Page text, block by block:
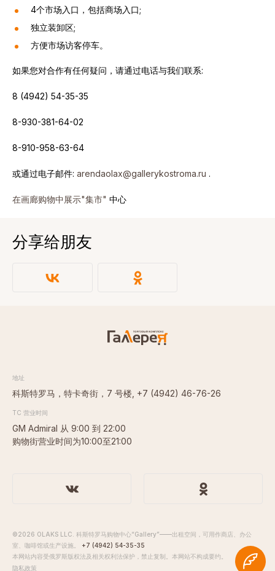
4个市场入口，包括商场入口;
独立装卸区;
方便市场访客停车。
如果您对合作有任何疑问，请通过电话与我们联系:
8 (4942) 54-35-35
8-930-381-64-02
8-910-958-63-64
或通过电子邮件: arendaolax@gallerykostroma.ru .
在画廊购物中展示"集市" 中心
分享给朋友
地址
科斯特罗马，特卡奇街，7 号楼, +7 (4942) 46-76-26
TC 营业时间
GM Admiral 从 9:00 到 22:00
购物街营业时间为10:00至21:00
©2026 OLAKS LLC. 科斯特罗马购物中心“Gallery”——出租空间，可用作商店、办公
室、咖啡馆或生产设施。 +7 (4942) 54-35-35
本网站内容受俄罗斯版权法及相关权利法保护，禁止复制。本网站不构成要约。
隐私政策